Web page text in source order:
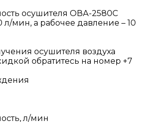
осушителя ОВА-2580С
л/мин, а рабочее давление – 10
осушителя воздуха
обратитесь на номер +7
л/мин